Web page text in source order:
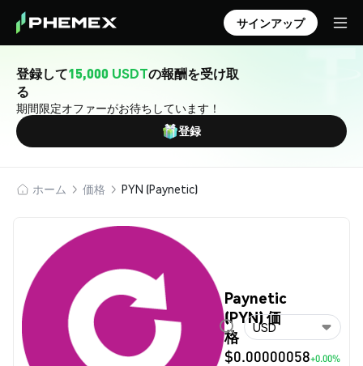
サインアップ
登録して15,000 USDTの報酬を受け取
る
期間限定オファーがお待ちしています！
登録
ホーム 価格 PYN (Paynetic)
Paynetic
(PYN) 価
格
$0.00000058+0.00%
USD